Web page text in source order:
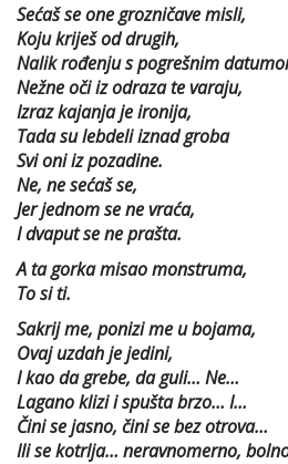
Sećaš se one grozničave misli,
Koju kriješ od drugih,
Nalik rođenju s pogrešnim
Nežne oči iz odraza te varaju,
Izraz kajanja je ironija,
Tada su lebdeli iznad groba
Svi oni iz pozadine.
Ne, ne sećaš se,
Jer jednom se ne vraća,
I dvaput se ne prašta.
A ta gorka misao monstruma,
To si ti.
Sakrij me, ponizi me u bojama,
Ovaj uzdah je jedini,
I kao da grebe, da guli… Ne…
Lagano klizi i spušta brzo… I…
Čini se jasno, čini se bez otrova…
Ili se kotrlja… neravnomerno,